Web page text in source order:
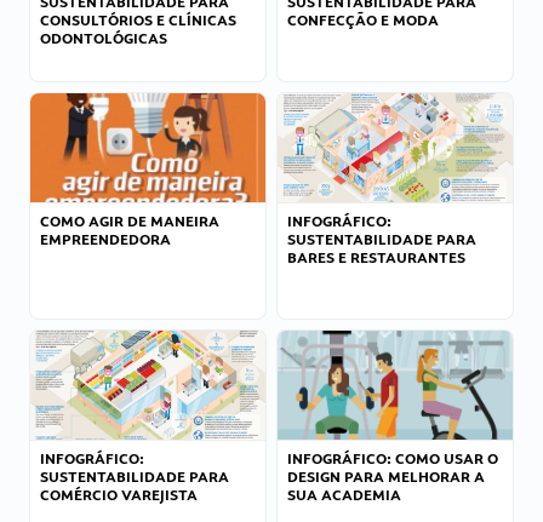
CONSULTÓRIOS E CLÍNICAS
ODONTOLÓGICAS
CONFECÇÃO E MODA
COMO AGIR DE MANEIRA
EMPREENDEDORA
INFOGRÁFICO:
SUSTENTABILIDADE PARA
BARES E RESTAURANTES
INFOGRÁFICO:
SUSTENTABILIDADE PARA
COMÉRCIO VAREJISTA
INFOGRÁFICO: COMO USAR O
DESIGN PARA MELHORAR A
SUA ACADEMIA